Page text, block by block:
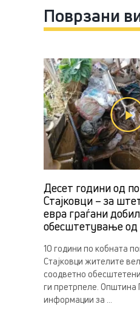
Поврзани
Десет години од
Стајковци – за
евра граѓани
обесштетување
10 години по кобната
Стајковци жителите
соодветно
ги претрпеле. Општина
информации за ...